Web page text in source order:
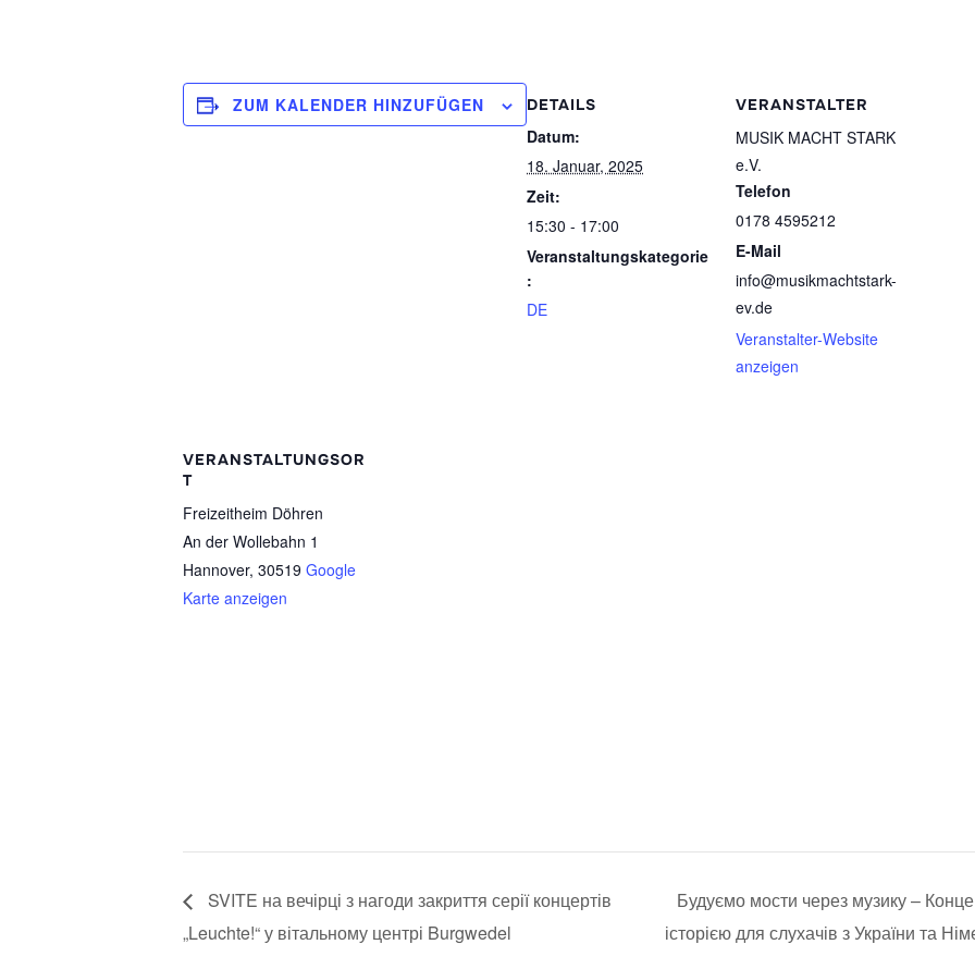
ZUM KALENDER HINZUFÜGEN DETAILS
Datum:
18. Januar, 2025
Zeit:
15:30 - 17:00
Veranstaltungskategorie
:
DE
VERANSTALTER
MUSIK MACHT STARK
e.V.
Telefon
0178 4595212
E-Mail
info@musikmachtstark-
ev.de
Veranstalter-Website
anzeigen
VERANSTALTUNGSOR
T
Freizeitheim Döhren
An der Wollebahn 1
Hannover, 30519 Google
Karte anzeigen
SVITE на вечірці з нагоди закриття серії концертів
„Leuchte!“ у вітальному центрі Burgwedel
Будуємо мости через музику –
історією для слухачів з України та